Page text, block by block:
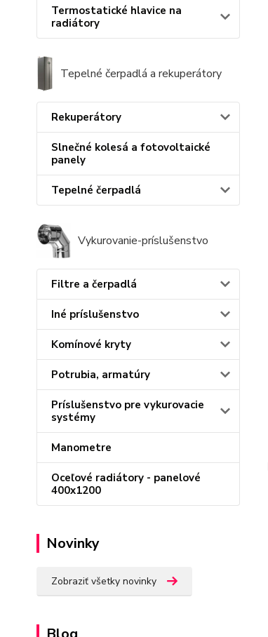
Termostatické hlavice na
radiátory
Tepelné čerpadlá a rekuperátory
Rekuperátory
Slnečné kolesá a fotovoltaické
panely
Tepelné čerpadlá
Vykurovanie-príslušenstvo
Filtre a čerpadlá
Iné príslušenstvo
Komínové kryty
Potrubia, armatúry
Príslušenstvo pre vykurovacie
systémy
Manometre
Oceľové radiátory - panelové
400x1200
Novinky
Zobraziť všetky novinky